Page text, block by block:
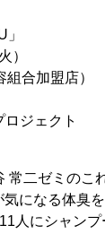
）
合加盟店）
ジェクト
常二ゼミのこ
になる体臭
人にシャン